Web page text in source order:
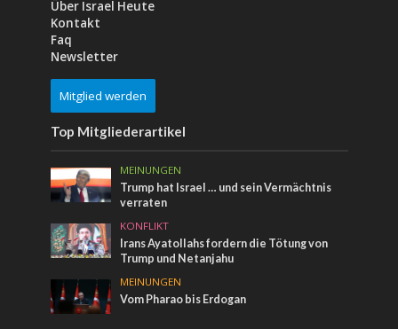
Über Israel Heute
Kontakt
Faq
Newsletter
Mitglied werden
Top Mitgliederartikel
MEINUNGEN
Trump hat Israel … und sein Vermächtnis
verraten
KONFLIKT
Irans Ayatollahs fordern die Tötung von
Trump und Netanjahu
MEINUNGEN
Vom Pharao bis Erdogan